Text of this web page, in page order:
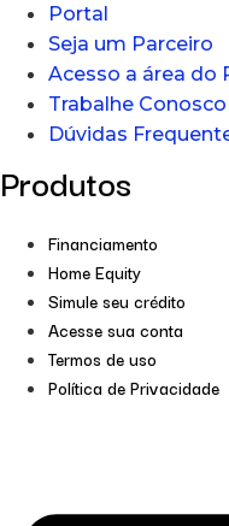
Portal
Seja um Parceiro
Acesso a área do
Trabalhe Conosco
Dúvidas
Produtos
Financiamento
Home Equity
Simule seu crédito
Acesse sua conta
Termos de uso
Política de Privacidade